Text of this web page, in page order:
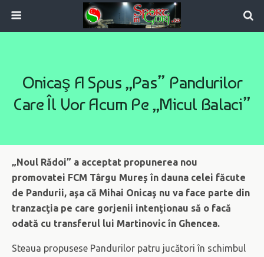
Onicaş A Spus „pas” Pandurilor
Care Îl Vor Acum Pe „micul Balaci”
„Noul Rădoi” a acceptat propunerea nou
promovatei FCM Târgu Mureş în dauna celei făcute
de Pandurii, aşa că Mihai Onicaş nu va face parte din
tranzacţia pe care gorjenii intenţionau să o facă
odată cu transferul lui Martinovic în Ghencea.
Steaua propusese Pandurilor patru jucători în schimbul